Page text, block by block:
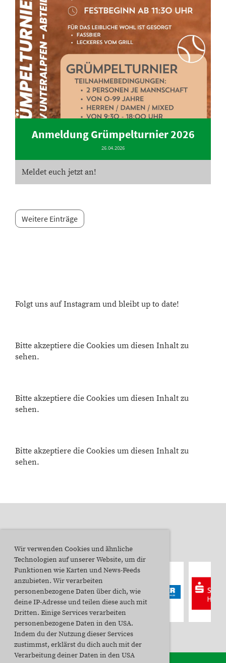
Wir verwenden Cookies und ähnliche
Technologien auf unserer Website, um dir
Funktionen wie Karten und News-Feeds
anzubieten. Wir verarbeiten
personenbezogene Daten über dich, wie
deine IP-Adresse und teilen diese auch mit
Dritten. Einige Services verarbeiten
personenbezogene Daten in den USA.
Indem du der Nutzung dieser Services
zustimmst, erklärst du dich auch mit der
Verarbeitung deiner Daten in den USA
Anmeldung Grümpelturnier 2026
26.04.2026
Meldet euch jetzt an!
Weitere Einträge
Folgt uns auf Instagram und bleibt up to date!
Bitte akzeptiere die Cookies um diesen Inhalt zu
sehen.
Bitte akzeptiere die Cookies um diesen Inhalt zu
sehen.
Bitte akzeptiere die Cookies um diesen Inhalt zu
sehen.